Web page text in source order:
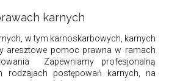
karnych
w tym karnoskarbowych, karnych
aresztowe pomoc prawna w ramach
Zapewniamy profesjonalną
rodzajach postępowań karnych, na